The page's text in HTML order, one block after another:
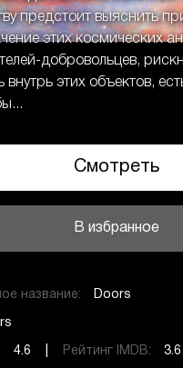
предстоит выяснить
этих космических
добровольцев,
внутрь этих объектов,
Смотреть
В избранное
название: Doors
4.6 | Рейтинг IMDB: 3.6